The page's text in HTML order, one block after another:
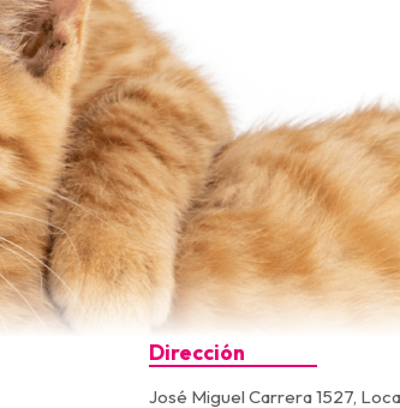
Dirección
José Miguel Carrera 1527,